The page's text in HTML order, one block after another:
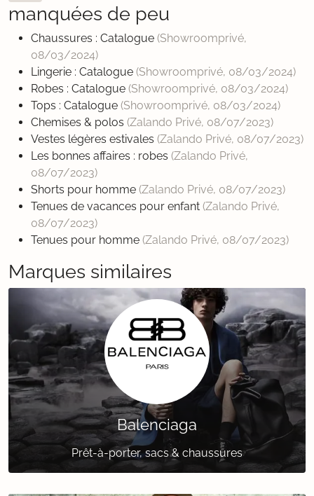
manquées de peu
Chaussures : Catalogue (Showroomprivé,
08/03/2024)
Lingerie : Catalogue (Showroomprivé, 08/03/2024)
Robes : Catalogue (Showroomprivé, 08/03/2024)
Tops : Catalogue (Showroomprivé, 08/03/2024)
Chemises & polos (Zalando Privé, 08/07/2023)
Vestes légères estivales (Zalando Privé, 08/07/2023)
Les bonnes affaires : robes (Zalando Privé,
08/07/2023)
Shorts pour homme (Zalando Privé, 08/07/2023)
Tenues de vacances pour enfant (Zalando Privé,
08/07/2023)
Tenues pour homme (Zalando Privé, 08/07/2023)
Marques similaires
Balenciaga
Prêt-à-porter, sacs & chaussures